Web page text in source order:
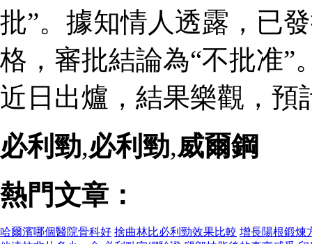
批”。據知情人透露，已
格，審批結論為“不批准”
近日出爐，結果樂觀，預
必利勁,必利勁,威爾鋼
熱門文章：
哈爾濱哪個醫院骨科好 捨曲林比必利勁效果比較 增長陽根鍛煉